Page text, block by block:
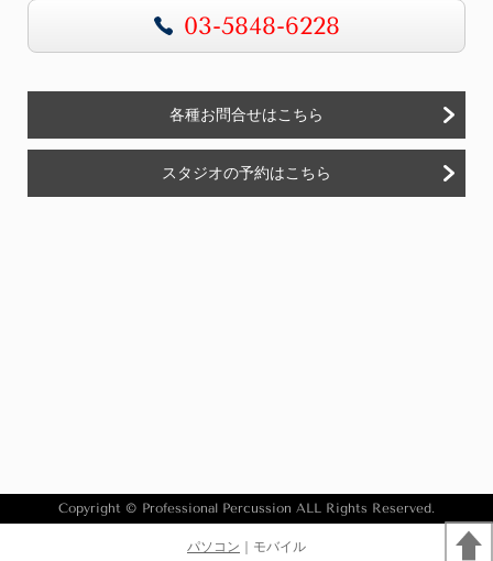
03-5848-6228
各種お問合せはこちら
スタジオの予約はこちら
Copyright © Professional Percussion ALL Rights Reserved.
パソコン ｜モバイル